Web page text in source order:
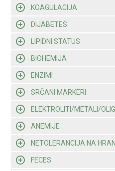
KOAGULACIJA
DIJABETES
LIPIDNI STATUS
BIOHEMIJA
ENZIMI
SRČANI MARKERI
ELEKTROLITI/METALI/
ANEMIJE
NETOLERANCIJA NA
FECES